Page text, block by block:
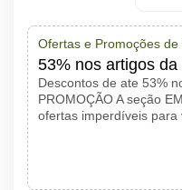
Ofertas e Promoções de
53% nos artigos
Descontos de ate 53%
PROMOÇÃO A seção
ofertas imperdíveis para